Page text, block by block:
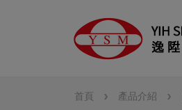
首頁 產品介紹